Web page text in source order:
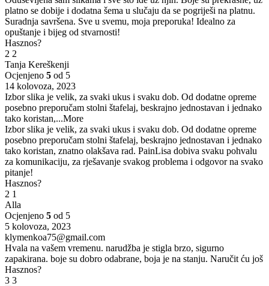
platno se dobije i dodatna šema u slučaju da se pogriješi na platnu.
Suradnja savršena. Sve u svemu, moja preporuka! Idealno za
opuštanje i bijeg od stvarnosti!
Hasznos?
2 2
Tanja Kereškenji
Ocjenjeno 5 od 5
14 kolovoza, 2023
Izbor slika je velik, za svaki ukus i svaku dob. Od dodatne opreme
posebno preporučam stolni štafelaj, beskrajno jednostavan i jednako
tako koristan,...More
Izbor slika je velik, za svaki ukus i svaku dob. Od dodatne opreme
posebno preporučam stolni štafelaj, beskrajno jednostavan i jednako
tako koristan, znatno olakšava rad. PainLisa dobiva svaku pohvalu
za komunikaciju, za rješavanje svakog problema i odgovor na svako
pitanje!
Hasznos?
2 1
Alla
Ocjenjeno 5 od 5
5 kolovoza, 2023
klymenkoa75@gmail.com
Hvala na vašem vremenu. narudžba je stigla brzo, sigurno
zapakirana. boje su dobro odabrane, boja je na stanju. Naručit ću još
Hasznos?
3 3